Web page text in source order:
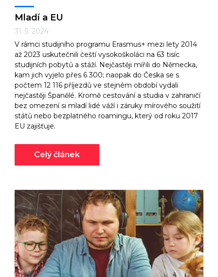
Mladí a EU
31. 5. 2024
V rámci studijního programu Erasmus+ mezi lety 2014
až 2023 uskutečnili čeští vysokoškoláci na 63 tisíc
studijních pobytů a stáží. Nejčastěji mířili do Německa,
kam jich vyjelo přes 6 300; naopak do Česka se s
počtem 12 116 příjezdů ve stejném období vydali
nejčastěji Španělé. Kromě cestování a studia v zahraničí
bez omezení si mladí lidé váží i záruky mírového soužití
států nebo bezplatného roamingu, který od roku 2017
EU zajišťuje.
Celý článek